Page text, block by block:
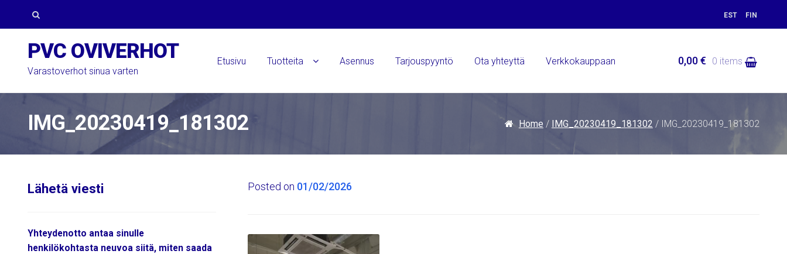
Skip
to
navigation
Skip
to
content
for:
EST FIN
PVC OVIVERHOT
Varastoverhot sinua varten
Etusivu Tuotteita Asennus Tarjouspyyntö Ota yhteyttä Verkkokauppaan 0,00 € 0 items
Home / IMG_20230419_181302 / IMG_20230419_181302
IMG_20230419_181302
Posted on 01/02/2026
Lähetä viesti
Yhteydenotto antaa sinulle
henkilökohtasta neuvoa siitä, miten saada